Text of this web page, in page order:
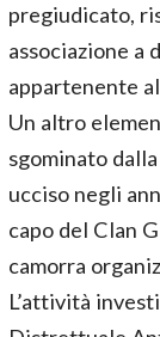
pregiudicato,
associazione a
appartenente
Un altro
sgominato
ucciso negli
capo del Clan
camorra
L’attività